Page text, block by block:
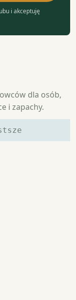
i akceptuję
dla osób,
i zapachy.